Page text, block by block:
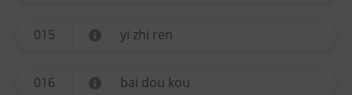
015 yi zhi ren
016 bai dou kou